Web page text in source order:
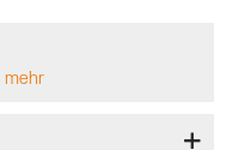
mehr